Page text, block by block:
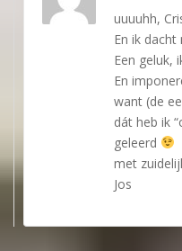
uuuuhh,
En ik dacht
Een geluk,
En
want (de
dát heb ik
geleerd
met
Jos